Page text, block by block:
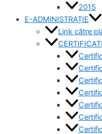
2015
E-ADMINISTRAȚIE
Link către